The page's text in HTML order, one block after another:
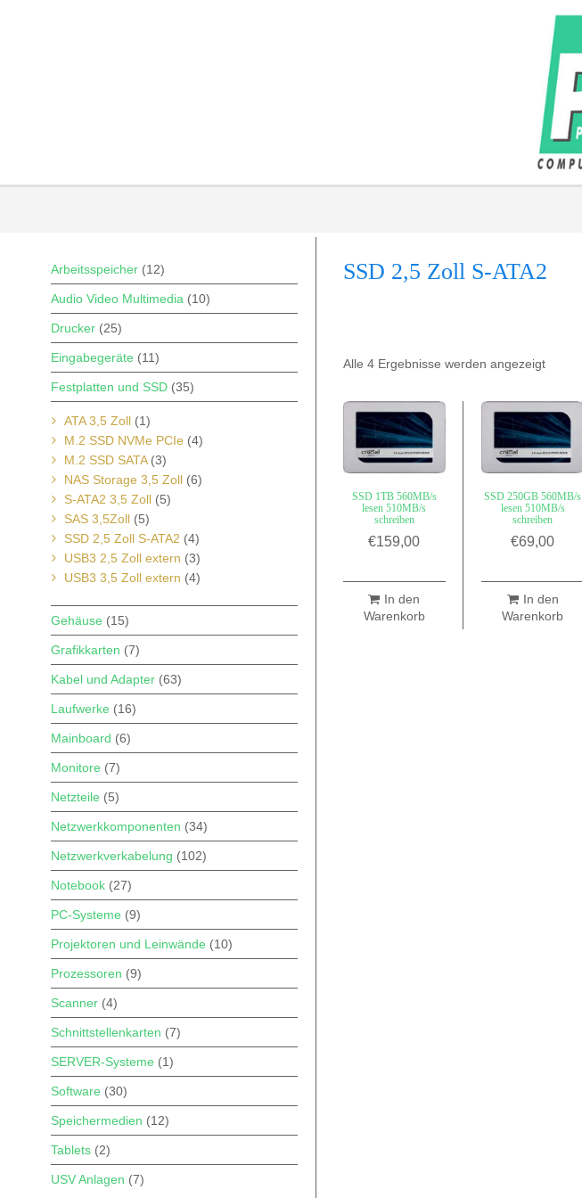
SSD 2,5 Zoll S-ATA2
Alle 4 Ergebnisse werden angezeigt
SSD 1TB 560MB/s
lesen 510MB/s
schreiben
€159,00
In den
Warenkorb
SSD 250GB 560MB/s
lesen 510MB/s
schreiben
€69,00
In den
Warenkorb
Arbeitsspeicher (12)
Audio Video Multimedia (10)
Drucker (25)
Eingabegeräte (11)
Festplatten und SSD (35)
ATA 3,5 Zoll (1)
M.2 SSD NVMe PCIe (4)
M.2 SSD SATA (3)
NAS Storage 3,5 Zoll (6)
S-ATA2 3,5 Zoll (5)
SAS 3,5Zoll (5)
SSD 2,5 Zoll S-ATA2 (4)
USB3 2,5 Zoll extern (3)
USB3 3,5 Zoll extern (4)
Gehäuse (15)
Grafikkarten (7)
Kabel und Adapter (63)
Laufwerke (16)
Mainboard (6)
Monitore (7)
Netzteile (5)
Netzwerkkomponenten (34)
Netzwerkverkabelung (102)
Notebook (27)
PC-Systeme (9)
Projektoren und Leinwände (10)
Prozessoren (9)
Scanner (4)
Schnittstellenkarten (7)
SERVER-Systeme (1)
Software (30)
Speichermedien (12)
Tablets (2)
USV Anlagen (7)